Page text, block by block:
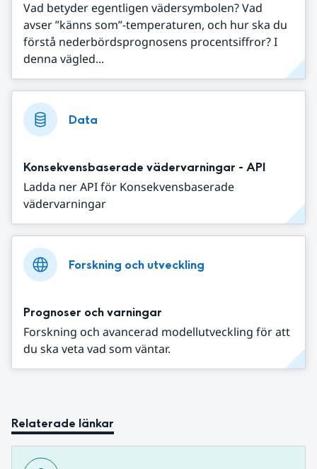
Vad betyder egentligen vädersymbolen? Vad
avser ”känns som”-temperaturen, och hur ska du
förstå nederbördsprognosens procentsiffror? I
denna vägled...
Data
Konsekvensbaserade vädervarningar - API
Ladda ner API för Konsekvensbaserade
vädervarningar
Forskning och utveckling
Prognoser och varningar
Forskning och avancerad modellutveckling för att
du ska veta vad som väntar.
Relaterade länkar